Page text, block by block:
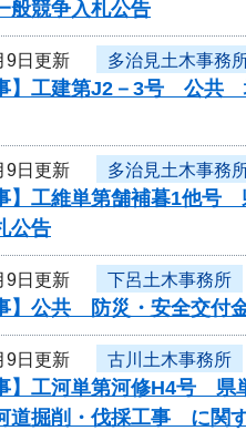
般競争入札公告
9日更新 多治見土木事務
】工建第J2－3号 公共
9日更新 多治見土木事務
】工維単第舗補暮1他号
公告
9日更新 下呂土木事務所
事】公共 防災・安全交
9日更新 古川土木事務所
】工河単第河修H4号 県
道掘削・伐採工事 に関